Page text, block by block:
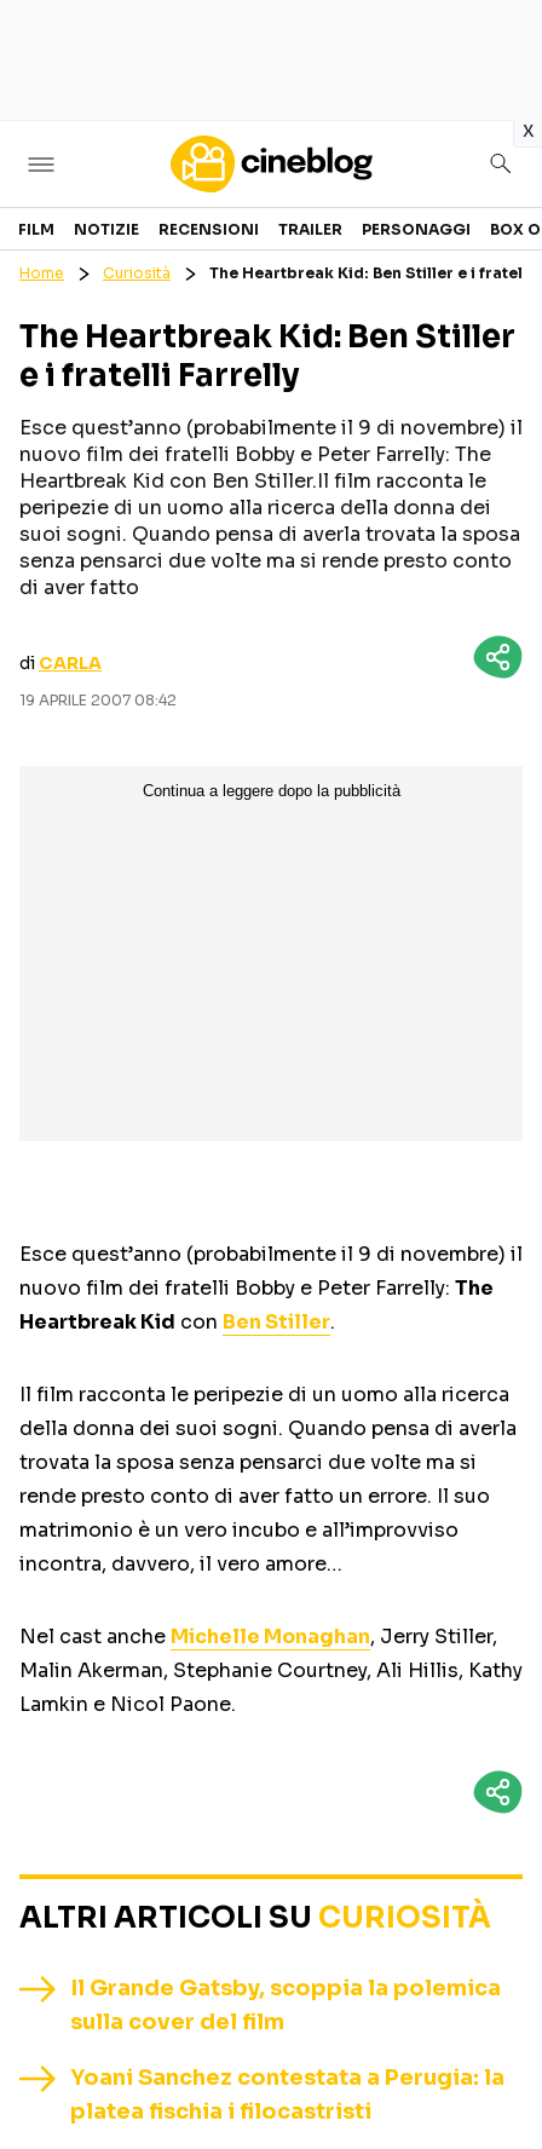
x
Cinema
GENERI
PERSONAGGI
CANALI STREAMING
Categorie
NOTIZIE
CURIOSITÀ
TRAILER
BOX OFFICE
FILM NOTIZIE RECENSIONI TRAILER PERSONAGGI BOX
Home Curiosità The Heartbreak Kid: Ben Stiller e i fratelli
The Heartbreak Kid: Ben Stiller
e i fratelli Farrelly
Esce quest’anno (probabilmente il 9 di novembre) il
nuovo film dei fratelli Bobby e Peter Farrelly: The
Heartbreak Kid con Ben Stiller.Il film racconta le
peripezie di un uomo alla ricerca della donna dei
suoi sogni. Quando pensa di averla trovata la sposa
senza pensarci due volte ma si rende presto conto
di aver fatto
di CARLA
19 APRILE 2007 08:42
Esce quest’anno (probabilmente il 9 di novembre) il
nuovo film dei fratelli Bobby e Peter Farrelly: The
Heartbreak Kid con Ben Stiller.
Il film racconta le peripezie di un uomo alla ricerca
della donna dei suoi sogni. Quando pensa di averla
trovata la sposa senza pensarci due volte ma si
rende presto conto di aver fatto un errore. Il suo
matrimonio è un vero incubo e all’improvviso
incontra, davvero, il vero amore…
Nel cast anche Michelle Monaghan, Jerry Stiller,
Malin Akerman, Stephanie Courtney, Ali Hillis, Kathy
Lamkin e Nicol Paone.
ALTRI ARTICOLI SU CURIOSITÀ
Il Grande Gatsby, scoppia la polemica
sulla cover del film
Yoani Sanchez contestata a Perugia: la
platea fischia i filocastristi